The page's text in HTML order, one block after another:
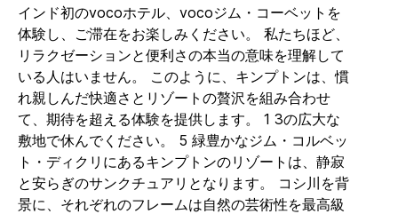
ー
を
読
む.
同
じ
ペ
ー
ジ
の
リ
ン
ク。
インド初のvocoホテル、vocoジム・コーベットを
体験し、ご滞在をお楽しみください。 私たちほど、
リラクゼーションと便利さの本当の意味を理解して
いる人はいません。 このように、キンプトンは、慣
れ親しんだ快適さとリゾートの贅沢を組み合わせ
て、期待を超える体験を提供します。 1 3の広大な
敷地で休んでください。 5 緑豊かなジム・コルベッ
ト・ディクリにあるキンプトンのリゾートは、静寂
と安らぎのサンクチュアリとなります。 コシ川を背
景に、それぞれのフレームは自然の芸術性を最高級